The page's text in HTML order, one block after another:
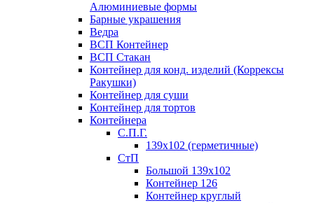
Алюминиевые формы
Барные украшения
Ведра
ВСП Контейнер
ВСП Стакан
Контейнер для конд. изделий (Коррексы
Ракушки)
Контейнер для суши
Контейнер для тортов
Контейнера
С.П.Г.
139х102 (герметичные)
СтП
Большой 139х102
Контейнер 126
Контейнер круглый